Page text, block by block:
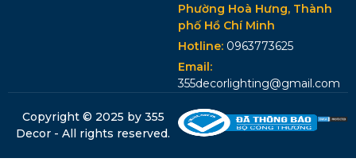
Phường Hoà Hưng, Thành
phố Hồ Chí Minh
Hotline: 0963773625
Email:
355decorlighting@gmail.com
Copyright © 2025 by 355
Decor - All rights reserved.